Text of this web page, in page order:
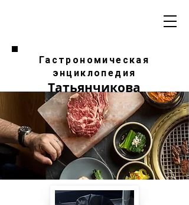
Гастрономическая
энциклопедия
Татьянчикова